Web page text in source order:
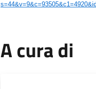
A cura di